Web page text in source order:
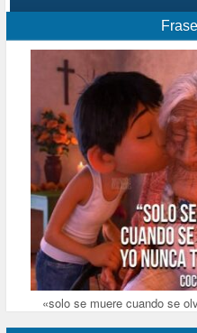
«solo se muere cuando se